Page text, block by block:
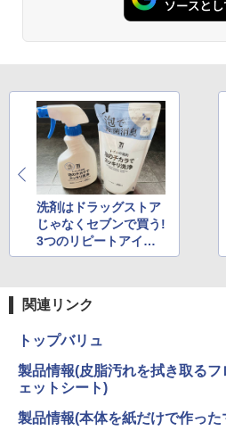
洗剤はドラッグストア
じゃなくセブンで買う!
3つのリピートアイテ
ム
関連リンク
トップバリュ
製品情報(皮脂汚れを拭き取る
ェットシート)
製品情報(本体を紙だけで作っ